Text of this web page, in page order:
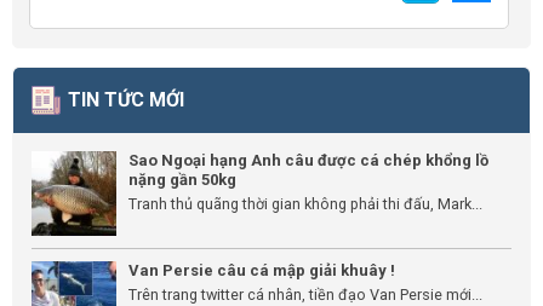
TIN TỨC MỚI
Sao Ngoại hạng Anh câu được cá chép khổng lồ
nặng gần 50kg
Tranh thủ quãng thời gian không phải thi đấu, Mark...
Van Persie câu cá mập giải khuây !
Trên trang twitter cá nhân, tiền đạo Van Persie mới...